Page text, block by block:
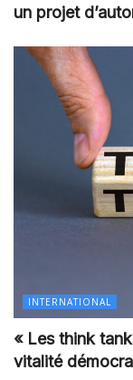
un projet
INTERNATIONAL
« Les think
vitalité